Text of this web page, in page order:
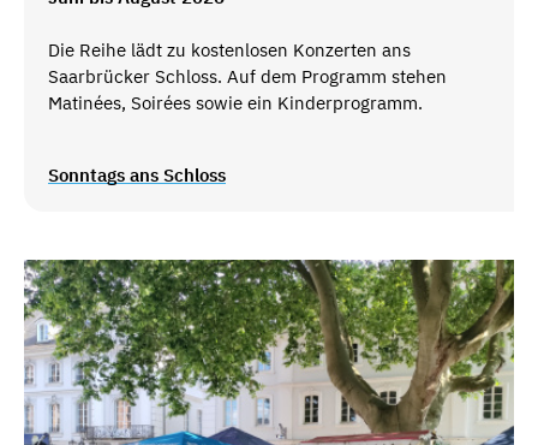
Die Reihe lädt zu kostenlosen Konzerten ans
Saarbrücker Schloss. Auf dem Programm stehen
Matinées, Soirées sowie ein Kinderprogramm.
Sonntags ans Schloss